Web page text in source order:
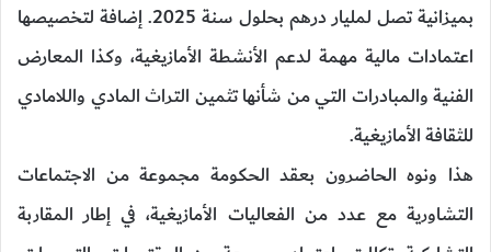
بميزانية تصل لمليار درهم بحلول سنة 2025. إضافة لتخصيصها
اعتمادات مالية مهمة لدعم الأنشطة الأمازيغية، وكذا المعارض
الفنية والمبادرات التي من شأنها تثمين التراث المادي واللامادي
للثقافة الأمازيغية.
هذا ونوه الحاضرون بعقد الحكومة مجموعة من الاجتماعات
التشاورية مع عدد من الفعاليات الأمازيغية، في إطار المقاربة